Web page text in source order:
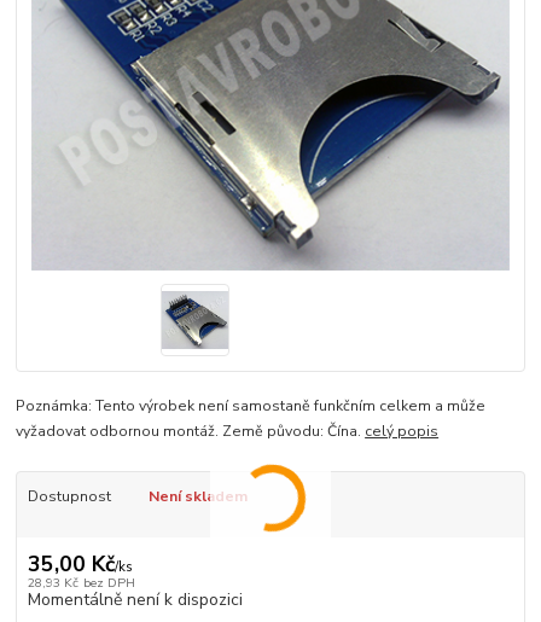
Poznámka: Tento výrobek není samostaně funkčním celkem a může
vyžadovat odbornou montáž. Země původu: Čína. celý popis
Dostupnost Není skladem
35,00 Kč/ks
28,93 Kč bez DPH
Momentálně není k dispozici